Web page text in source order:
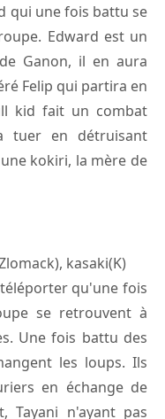
qui une fois battu se
Edward est un
Ganon, il en aura
Felip qui partira en
kid fait un combat
tuer en détruisant
kokiri, la mère de
kasaki(K)
qu'une fois
se retrouvent à
Une fois battu des
les loups. Ils
en échange de
Tayani n'ayant pas